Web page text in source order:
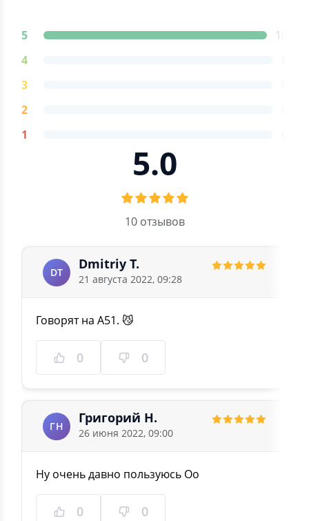
5
10
4
3
2
1
5.0
10 отзывов
DT
Dmitriy T.
21 августа 2022, 09:28
Говорят на А51. 😼
0 0
ГН
Григорий Н.
26 июня 2022, 09:00
Ну очень давно пользуюсь Оо
0 0